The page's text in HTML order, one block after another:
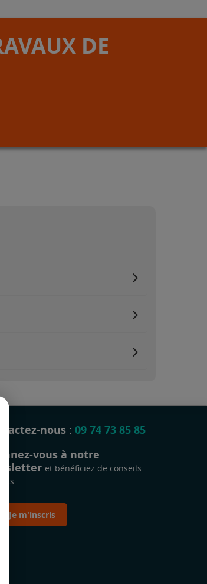
DE
nous : 09 74 73 85 85
vous à notre
et bénéficiez de conseils
Je m'inscris